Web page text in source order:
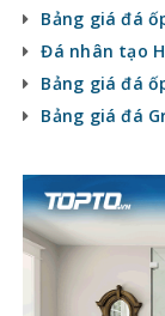
Bảng giá đá
Đá nhân tạo
Bảng giá đá
Bảng giá đá